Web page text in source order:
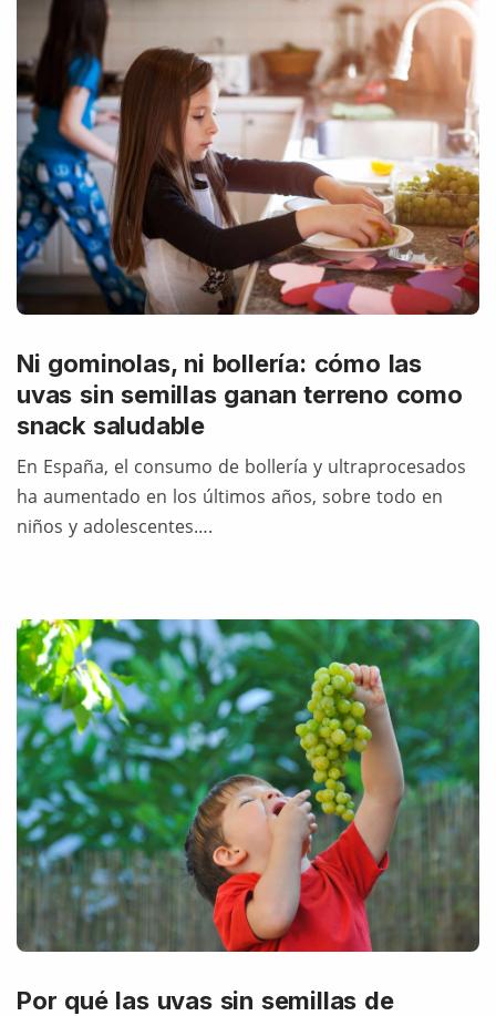
Ni gominolas, ni bollería: cómo las
uvas sin semillas ganan terreno como
snack saludable
En España, el consumo de bollería y ultraprocesados
ha aumentado en los últimos años, sobre todo en
niños y adolescentes….
Por qué las uvas sin semillas de